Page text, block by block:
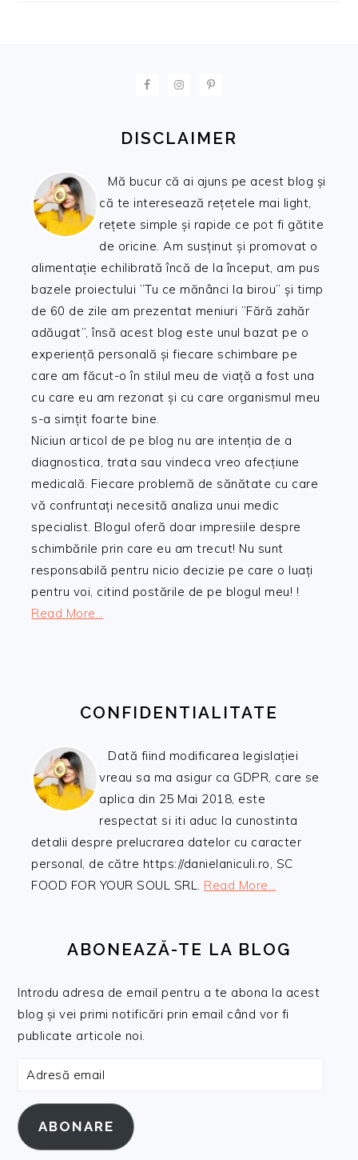
DISCLAIMER
Mă bucur că ai ajuns pe acest blog și
că te interesează rețetele mai light,
rețete simple și rapide ce pot fi gătite
de oricine. Am susținut și promovat o
alimentație echilibrată încă de la început, am pus
bazele proiectului ”Tu ce mănânci la birou” și timp
de 60 de zile am prezentat meniuri ”Fără zahăr
adăugat”, însă acest blog este unul bazat pe o
experiență personală și fiecare schimbare pe
care am făcut-o în stilul meu de viață a fost una
cu care eu am rezonat și cu care organismul meu
s-a simțit foarte bine.
Niciun articol de pe blog nu are intenția de a
diagnostica, trata sau vindeca vreo afecțiune
medicală. Fiecare problemă de sănătate cu care
vă confruntați necesită analiza unui medic
specialist. Blogul oferă doar impresiile despre
schimbările prin care eu am trecut! Nu sunt
responsabilă pentru nicio decizie pe care o luați
pentru voi, citind postările de pe blogul meu! !
Read More…
CONFIDENTIALITATE
Dată fiind modificarea legislației
vreau sa ma asigur ca GDPR, care se
aplica din 25 Mai 2018, este
respectat si iti aduc la cunostinta
detalii despre prelucrarea datelor cu caracter
personal, de către https://danielaniculi.ro, SC
FOOD FOR YOUR SOUL SRL. Read More…
ABONEAZĂ-TE LA BLOG
Introdu adresa de email pentru a te abona la acest
blog și vei primi notificări prin email când vor fi
publicate articole noi.
Adresă
ABONARE